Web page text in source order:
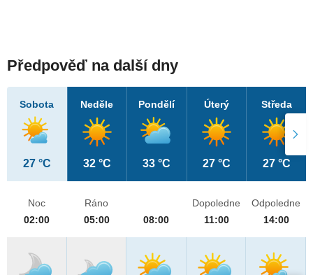
Předpověď na další dny
Sobota
27 °C
Neděle
32 °C
Pondělí
33 °C
Úterý
27 °C
Středa
27 °C
Noc
02:00
Ráno
05:00
08:00
Dopoledne
11:00
Odpoledne
14:00